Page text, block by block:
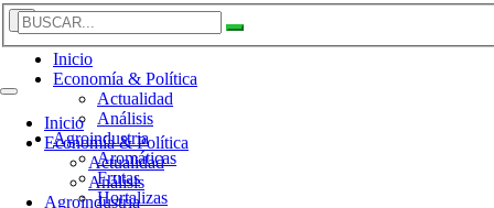
Inicio
Economía & Política
Actualidad
Análisis
Agroindustria
×
Inicio
Economía & Política
Actualidad
Análisis
Agroindustria
Aromáticas
Frutas
Hortalizas